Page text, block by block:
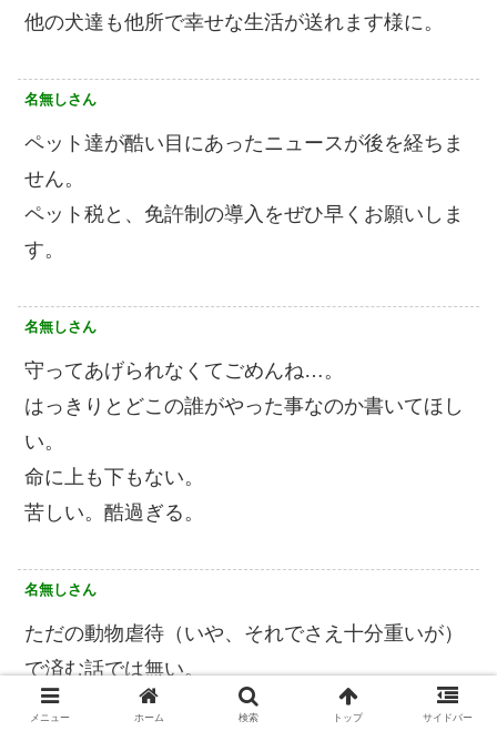
他の犬達も他所で幸せな生活が送れます様に。
名無しさん
ペット達が酷い目にあったニュースが後を経ちま
せん。
ペット税と、免許制の導入をぜひ早くお願いしま
す。
名無しさん
守ってあげられなくてごめんね…。
はっきりとどこの誰がやった事なのか書いてほし
い。
命に上も下もない。
苦しい。酷過ぎる。
名無しさん
ただの動物虐待（いや、それでさえ十分重いが）
で済む話では無い。
メニュー ホーム 検索 トップ サイドバー